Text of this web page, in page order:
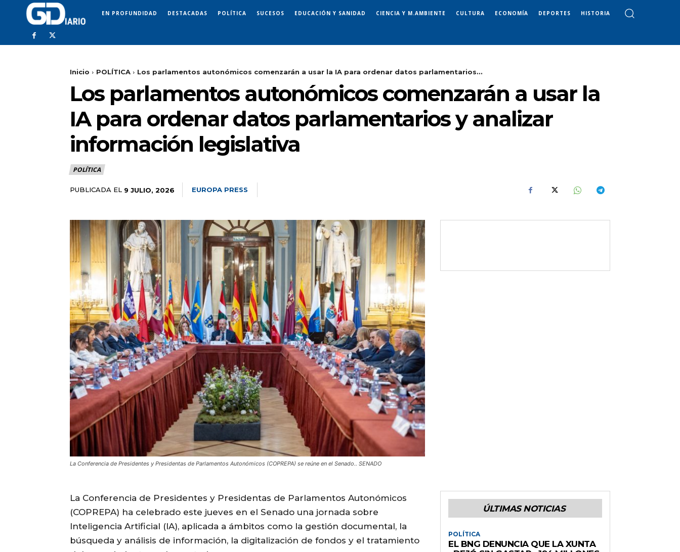
EN PROFUNDIDAD DESTACADAS POLÍTICA SUCESOS EDUCACIÓN Y SANIDAD CIENCIA Y M.AMBIENTE CULTURA ECONOMÍA DEPORTES HISTORIA
Inicio POLÍTICA Los parlamentos autonómicos comenzarán a usar la IA para ordenar datos parlamentarios...
Los parlamentos autonómicos comenzarán a usar la
IA para ordenar datos parlamentarios y analizar
información legislativa
POLÍTICA
PUBLICADA EL 9 JULIO, 2026 EUROPA PRESS
La Conferencia de Presidentes y Presidentas de Parlamentos Autonómicos (COPREPA) se reúne en el Senado.. SENADO
La Conferencia de Presidentes y Presidentas de Parlamentos Autonómicos
(COPREPA) ha celebrado este jueves en el Senado una jornada sobre
Inteligencia Artificial (IA), aplicada a ámbitos como la gestión documental, la
búsqueda y análisis de información, la digitalización de fondos y el tratamiento
ÚLTIMAS NOTICIAS
POLÍTICA
EL BNG DENUNCIA QUE LA XUNTA